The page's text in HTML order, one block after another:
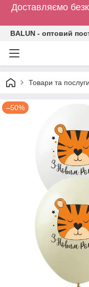
Доставляємо
BALUN - оптовий
Товари та послуги
–50%